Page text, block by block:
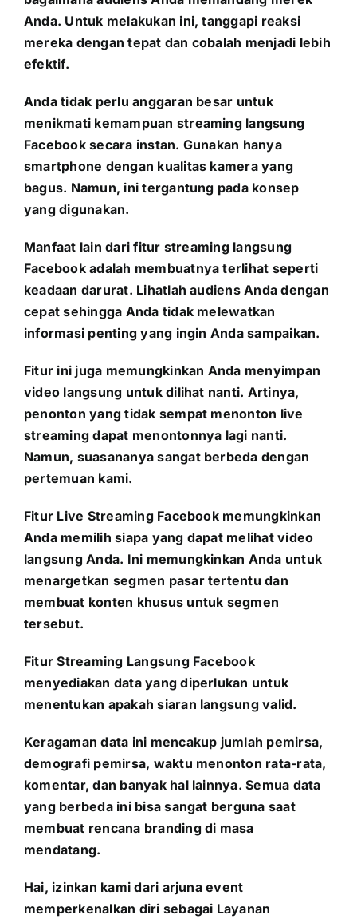
Anda. Untuk melakukan ini, tanggapi reaksi
mereka dengan tepat dan cobalah menjadi lebih
efektif.
Anda tidak perlu anggaran besar untuk
menikmati kemampuan streaming langsung
Facebook secara instan. Gunakan hanya
smartphone dengan kualitas kamera yang
bagus. Namun, ini tergantung pada konsep
yang digunakan.
Manfaat lain dari fitur streaming langsung
Facebook adalah membuatnya terlihat seperti
keadaan darurat. Lihatlah audiens Anda dengan
cepat sehingga Anda tidak melewatkan
informasi penting yang ingin Anda sampaikan.
Fitur ini juga memungkinkan Anda menyimpan
video langsung untuk dilihat nanti. Artinya,
penonton yang tidak sempat menonton live
streaming dapat menontonnya lagi nanti.
Namun, suasananya sangat berbeda dengan
pertemuan kami.
Fitur Live Streaming Facebook memungkinkan
Anda memilih siapa yang dapat melihat video
langsung Anda. Ini memungkinkan Anda untuk
menargetkan segmen pasar tertentu dan
membuat konten khusus untuk segmen
tersebut.
Fitur Streaming Langsung Facebook
menyediakan data yang diperlukan untuk
menentukan apakah siaran langsung valid.
Keragaman data ini mencakup jumlah pemirsa,
demografi pemirsa, waktu menonton rata-rata,
komentar, dan banyak hal lainnya. Semua data
yang berbeda ini bisa sangat berguna saat
membuat rencana branding di masa
mendatang.
Hai, izinkan kami dari arjuna event
memperkenalkan diri sebagai Layanan